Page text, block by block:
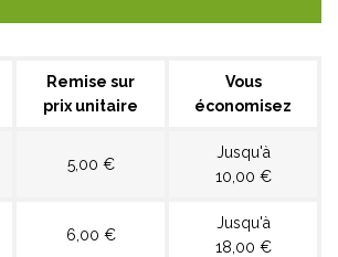
Remise sur
prix unitaire
Vous
économisez
5,00 €
Jusqu'à
10,00 €
6,00 €
Jusqu'à
18,00 €